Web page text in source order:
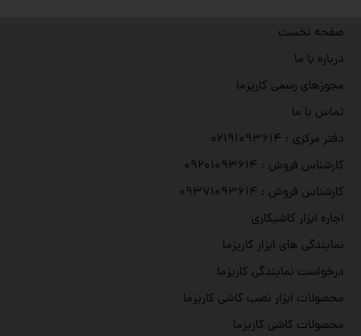
صفحه نخست
درباره با ما
مجوزهای رسمی کاریزما
تماس با ما
دفتر مرکزی : ۰۲۱۹۱۰۹۳۶۱۴
کارشناس فروش : ۰۹۲۰۱۰۹۳۶۱۴
کارشناس فروش : ۰۹۳۷۱۰۹۳۶۱۴
اجاره ابزار کاشیکاری
نمایندگی های ابزار کاریزما
درخواست نمایندگی کاریزما
محصولات ابزار نصب کاشی کاریزما
محصولات کاشی کاریزما